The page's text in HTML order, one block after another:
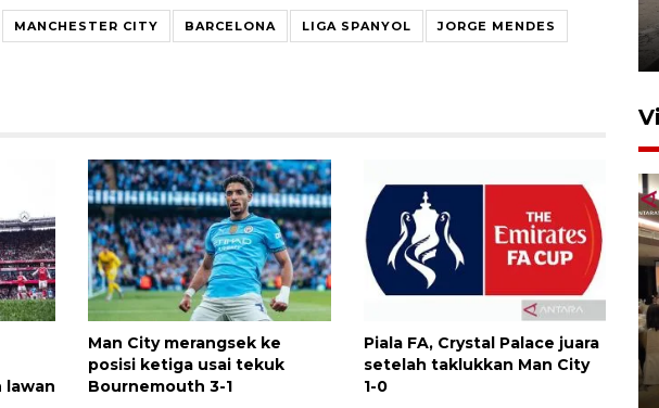
MANCHESTER CITY BARCELONA LIGA SPANYOL JORGE MENDES
lawan
Man City merangsek ke
posisi ketiga usai tekuk
Bournemouth 3-1
Piala FA, Crystal Palace juara
setelah taklukkan Man City
1-0
Sumut
27 April 2026 15:34
Kodam I Bukit Barisan
luncurkan program Kodam
Berhaji